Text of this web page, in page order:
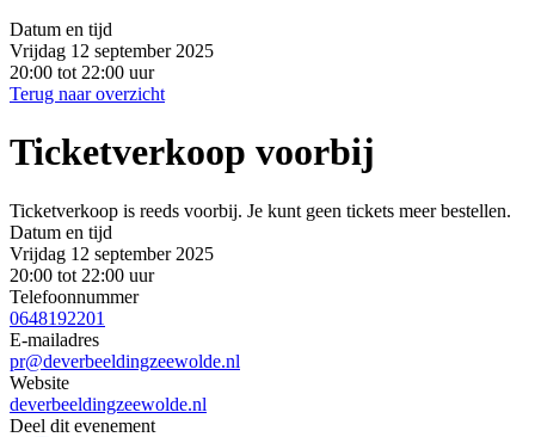
Datum en tijd
Vrijdag 12 september 2025
20:00 tot 22:00 uur
Terug naar overzicht
Ticketverkoop voorbij
Ticketverkoop is reeds voorbij. Je kunt geen tickets meer bestellen.
Datum en tijd
Vrijdag 12 september 2025
20:00 tot 22:00 uur
Telefoonnummer
0648192201
E-mailadres
pr@deverbeeldingzeewolde.nl
Website
deverbeeldingzeewolde.nl
Deel dit evenement